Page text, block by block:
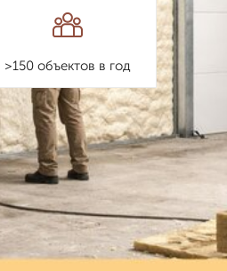
>150 объектов в год